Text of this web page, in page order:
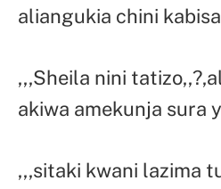
aliangukia chini
,,,Sheila nini
akiwa amekunja sura
,,,sitaki kwani lazima